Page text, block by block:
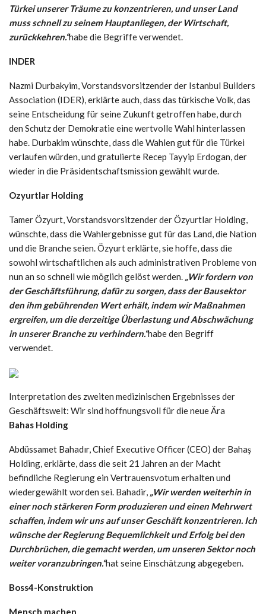
Türkei unserer Träume zu konzentrieren, und unser Land
muss schnell zu seinem Hauptanliegen, der Wirtschaft,
zurückkehren.“habe die Begriffe verwendet.
INDER
Nazmi Durbakyim, Vorstandsvorsitzender der Istanbul Builders
Association (IDER), erklärte auch, dass das türkische Volk, das
seine Entscheidung für seine Zukunft getroffen habe, durch
den Schutz der Demokratie eine wertvolle Wahl hinterlassen
habe. Durbakim wünschte, dass die Wahlen gut für die Türkei
verlaufen würden, und gratulierte Recep Tayyip Erdogan, der
wieder in die Präsidentschaftsmission gewählt wurde.
Ozyurtlar Holding
Tamer Özyurt, Vorstandsvorsitzender der Özyurtlar Holding,
wünschte, dass die Wahlergebnisse gut für das Land, die Nation
und die Branche seien. Özyurt erklärte, sie hoffe, dass die
sowohl wirtschaftlichen als auch administrativen Probleme von
nun an so schnell wie möglich gelöst werden. „Wir fordern von
der Geschäftsführung, dafür zu sorgen, dass der Bausektor
den ihm gebührenden Wert erhält, indem wir Maßnahmen
ergreifen, um die derzeitige Überlastung und Abschwächung
in unserer Branche zu verhindern.“habe den Begriff
verwendet.
Interpretation des zweiten medizinischen Ergebnisses der
Geschäftswelt: Wir sind hoffnungsvoll für die neue Ära
Bahas Holding
Abdüssamet Bahadır, Chief Executive Officer (CEO) der Bahaş
Holding, erklärte, dass die seit 21 Jahren an der Macht
befindliche Regierung ein Vertrauensvotum erhalten und
wiedergewählt worden sei. Bahadir, „Wir werden weiterhin in
einer noch stärkeren Form produzieren und einen Mehrwert
schaffen, indem wir uns auf unser Geschäft konzentrieren. Ich
wünsche der Regierung Bequemlichkeit und Erfolg bei den
Durchbrüchen, die gemacht werden, um unseren Sektor noch
weiter voranzubringen.“hat seine Einschätzung abgegeben.
Boss4-Konstruktion
Mensch machen